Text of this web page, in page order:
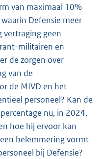
van maximaal 10%
Defensie meer
vertraging geen
militairen en
de zorgen over
van de
de MIVD en het
personeel? Kan de
nu, in 2024,
hoe hij ervoor kan
belemmering vormt
bij Defensie?